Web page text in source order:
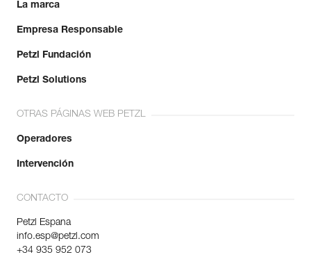
La marca
Empresa Responsable
Petzl Fundación
Petzl Solutions
OTRAS PÁGINAS WEB PETZL
Operadores
Intervención
CONTACTO
Petzl Espana
info.esp@petzl.com
+34 935 952 073